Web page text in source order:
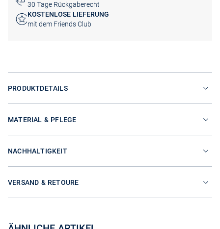
30 Tage Rückgaberecht
KOSTENLOSE LIEFERUNG
mit dem Friends Club
PRODUKTDETAILS
MATERIAL & PFLEGE
NACHHALTIGKEIT
VERSAND & RETOURE